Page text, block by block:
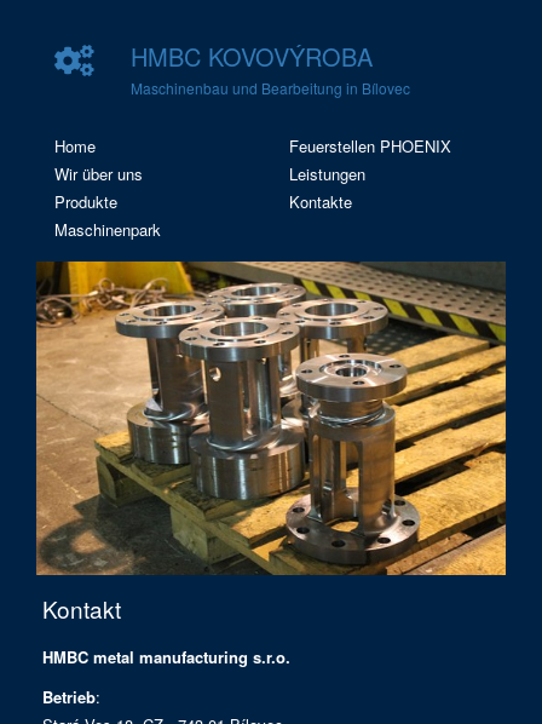
HMBC KOVOVÝROBA
Maschinenbau und Bearbeitung in Bílovec
Home
Wir über uns
Produkte
Maschinenpark
Feuerstellen PHOENIX
Leistungen
Kontakte
Kontakt
HMBC metal manufacturing s.r.o.
Betrieb: